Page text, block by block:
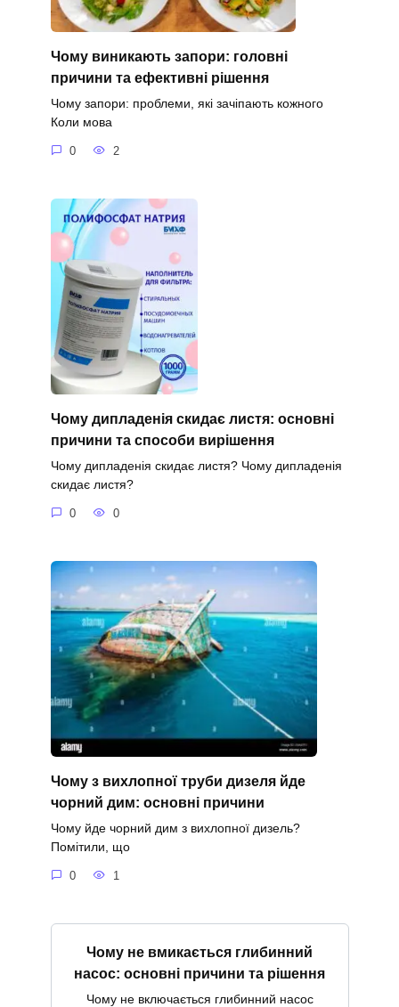
Чому виникають запори: головні
причини та ефективні рішення
Чому запори: проблеми, які зачіпають кожного
Коли мова
0 2
Чому дипладенія скидає листя: основні
причини та способи вирішення
Чому дипладенія скидає листя? Чому дипладенія
скидає листя?
0 0
Чому з вихлопної труби дизеля йде
чорний дим: основні причини
Чому йде чорний дим з вихлопної дизель?
Помітили, що
0 1
Чому не вмикається глибинний
насос: основні причини та рішення
Чому не включається глибинний насос